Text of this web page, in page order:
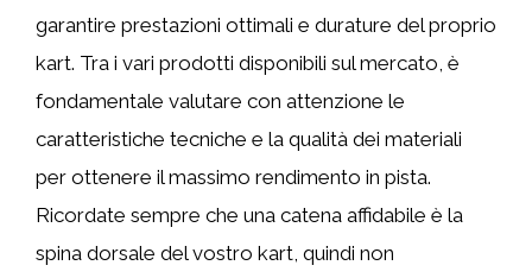
garantire prestazioni ottimali e durature del proprio
kart. Tra i vari prodotti disponibili sul mercato, è
fondamentale valutare con attenzione le
caratteristiche tecniche e la qualità dei materiali
per ottenere il massimo rendimento in pista.
Ricordate sempre che una catena affidabile è la
spina dorsale del vostro kart, quindi non